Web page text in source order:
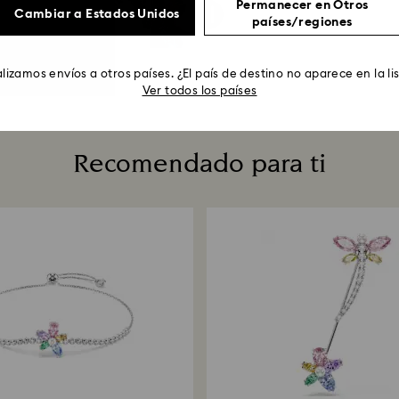
Recomendado para ti
Cambiar a Estados Unidos
Permanecer en Otros
países/regiones
envíos a otros países. ¿El país de destino no aparece en la
Ver todos los países